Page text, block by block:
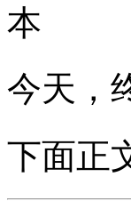
今天，
下面正